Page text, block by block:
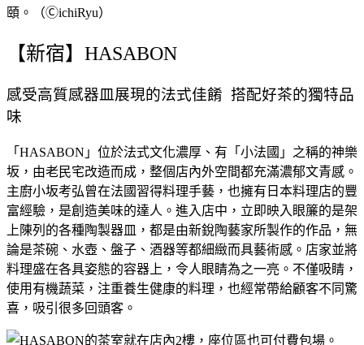
【新宿】HASABON
感受高質感器皿展現的法式佳餚 搭配好茶的獨特品
味
「HASABON」位於法式文化濃厚、有「小法國」之稱的神樂
坂，由老民宅改造而成，整個店內外空間都充滿濃郁文青感。
主廚小坂考弘曾在法國習得料理手藝，也擁有日本料理店的豐
富經驗，是創造美味的達人。進入店中，立即映入眼簾的是架
上陳列的各種陶製器皿，都是由新銳陶藝家所製作的作品，無
論是茶碗、水壺、盤子、酒器等都細緻而具藝術感。店家並將
料理盛在各具姿態的容器上，令人眼睛為之一亮。不僅吸睛，
使用有機蔬菜，注重養生健康的料理，也經常帶給顧客不同驚
喜，吸引很多回頭客。